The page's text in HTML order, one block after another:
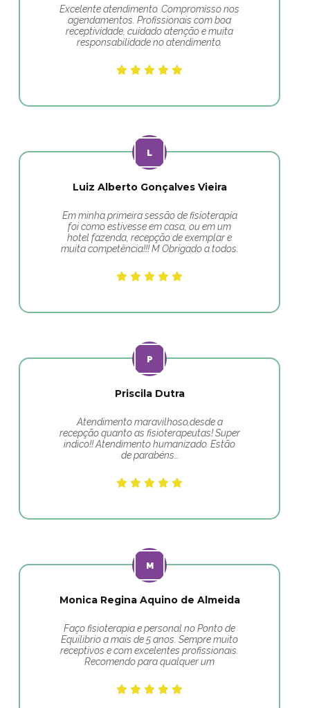
Excelente atendimento. Compromisso nos
agendamentos. Profissionais com boa
receptividade, cuidado atenção e muita
responsabilidade no atendimento.
Luiz Alberto Gonçalves Vieira
Em minha primeira sessão de fisioterapia
foi como estivesse em casa, ou em um
hotel fazenda, recepção de exemplar e
muita competência!!! M Obrigado a todos.
Priscila Dutra
Atendimento maravilhoso,desde a
recepção quanto as fisioterapeutas! Super
indico!! Atendimento humanizado. Estão
de parabéns…
Monica Regina Aquino de Almeida
Faço fisioterapia e personal no Ponto de
Equilibrio a mais de 5 anos. Sempre muito
receptivos e com excelentes profissionais.
Recomendo para qualquer um